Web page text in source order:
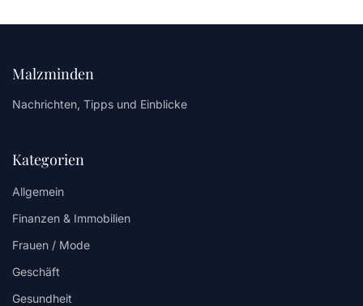
Malzminden
Nachrichten, Tipps und Einblicke
Kategorien
Allgemein
Finanzen & Immobilien
Frauen / Mode
Geschäft
Gesundheit